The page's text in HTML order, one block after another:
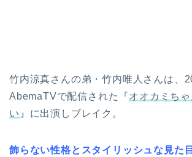
竹内涼真さんの弟・竹内唯人さんは、
AbemaTVで配信された『オオカミち
い 』に出演しブレイク。
飾らない性格とスタイリッシュな見た